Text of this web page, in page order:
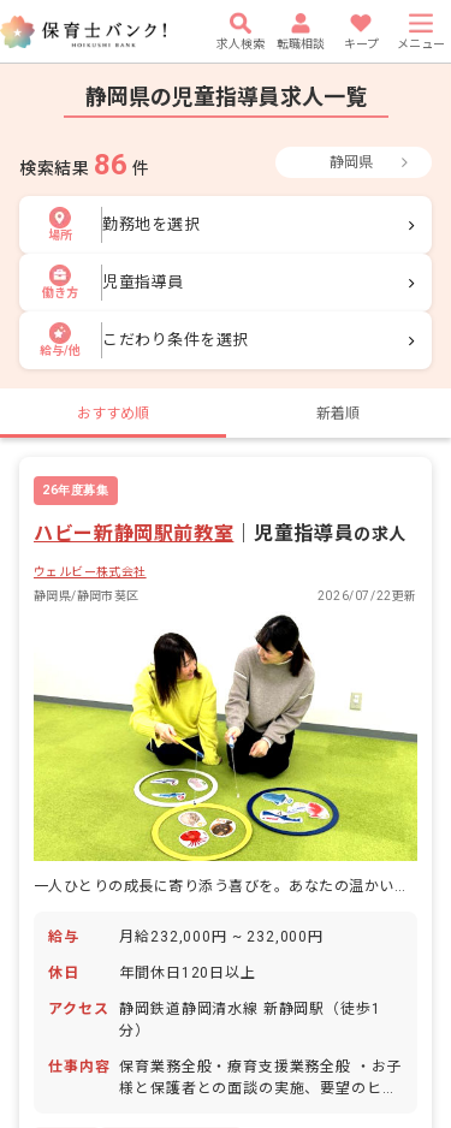
求人検索 転職相談 キープ メニュー
静岡県の児童指導員求人一覧
検索結果 86 件 静岡県
場所
勤務地を選択
働き方
児童指導員
給与/他
こだわり条件を選択
おすすめ順 新着順
26年度募集
ハビー新静岡駅前教室 ｜児童指導員の求人
ウェルビー株式会社
静岡県/静岡市葵区
2026/07/22更新
一人ひとりの成長に寄り添う喜びを。あなたの温かい心が未来を育む場所。
給与 月給232,000円 ~ 232,000円
休日 年間休日120日以上
アクセス
静岡鉄道静岡清水線 新静岡駅（徒歩1
分）
仕事内容 保育業務全般・療育支援業務全般 ・お子
様と保護者との面談の実施、要望のヒア